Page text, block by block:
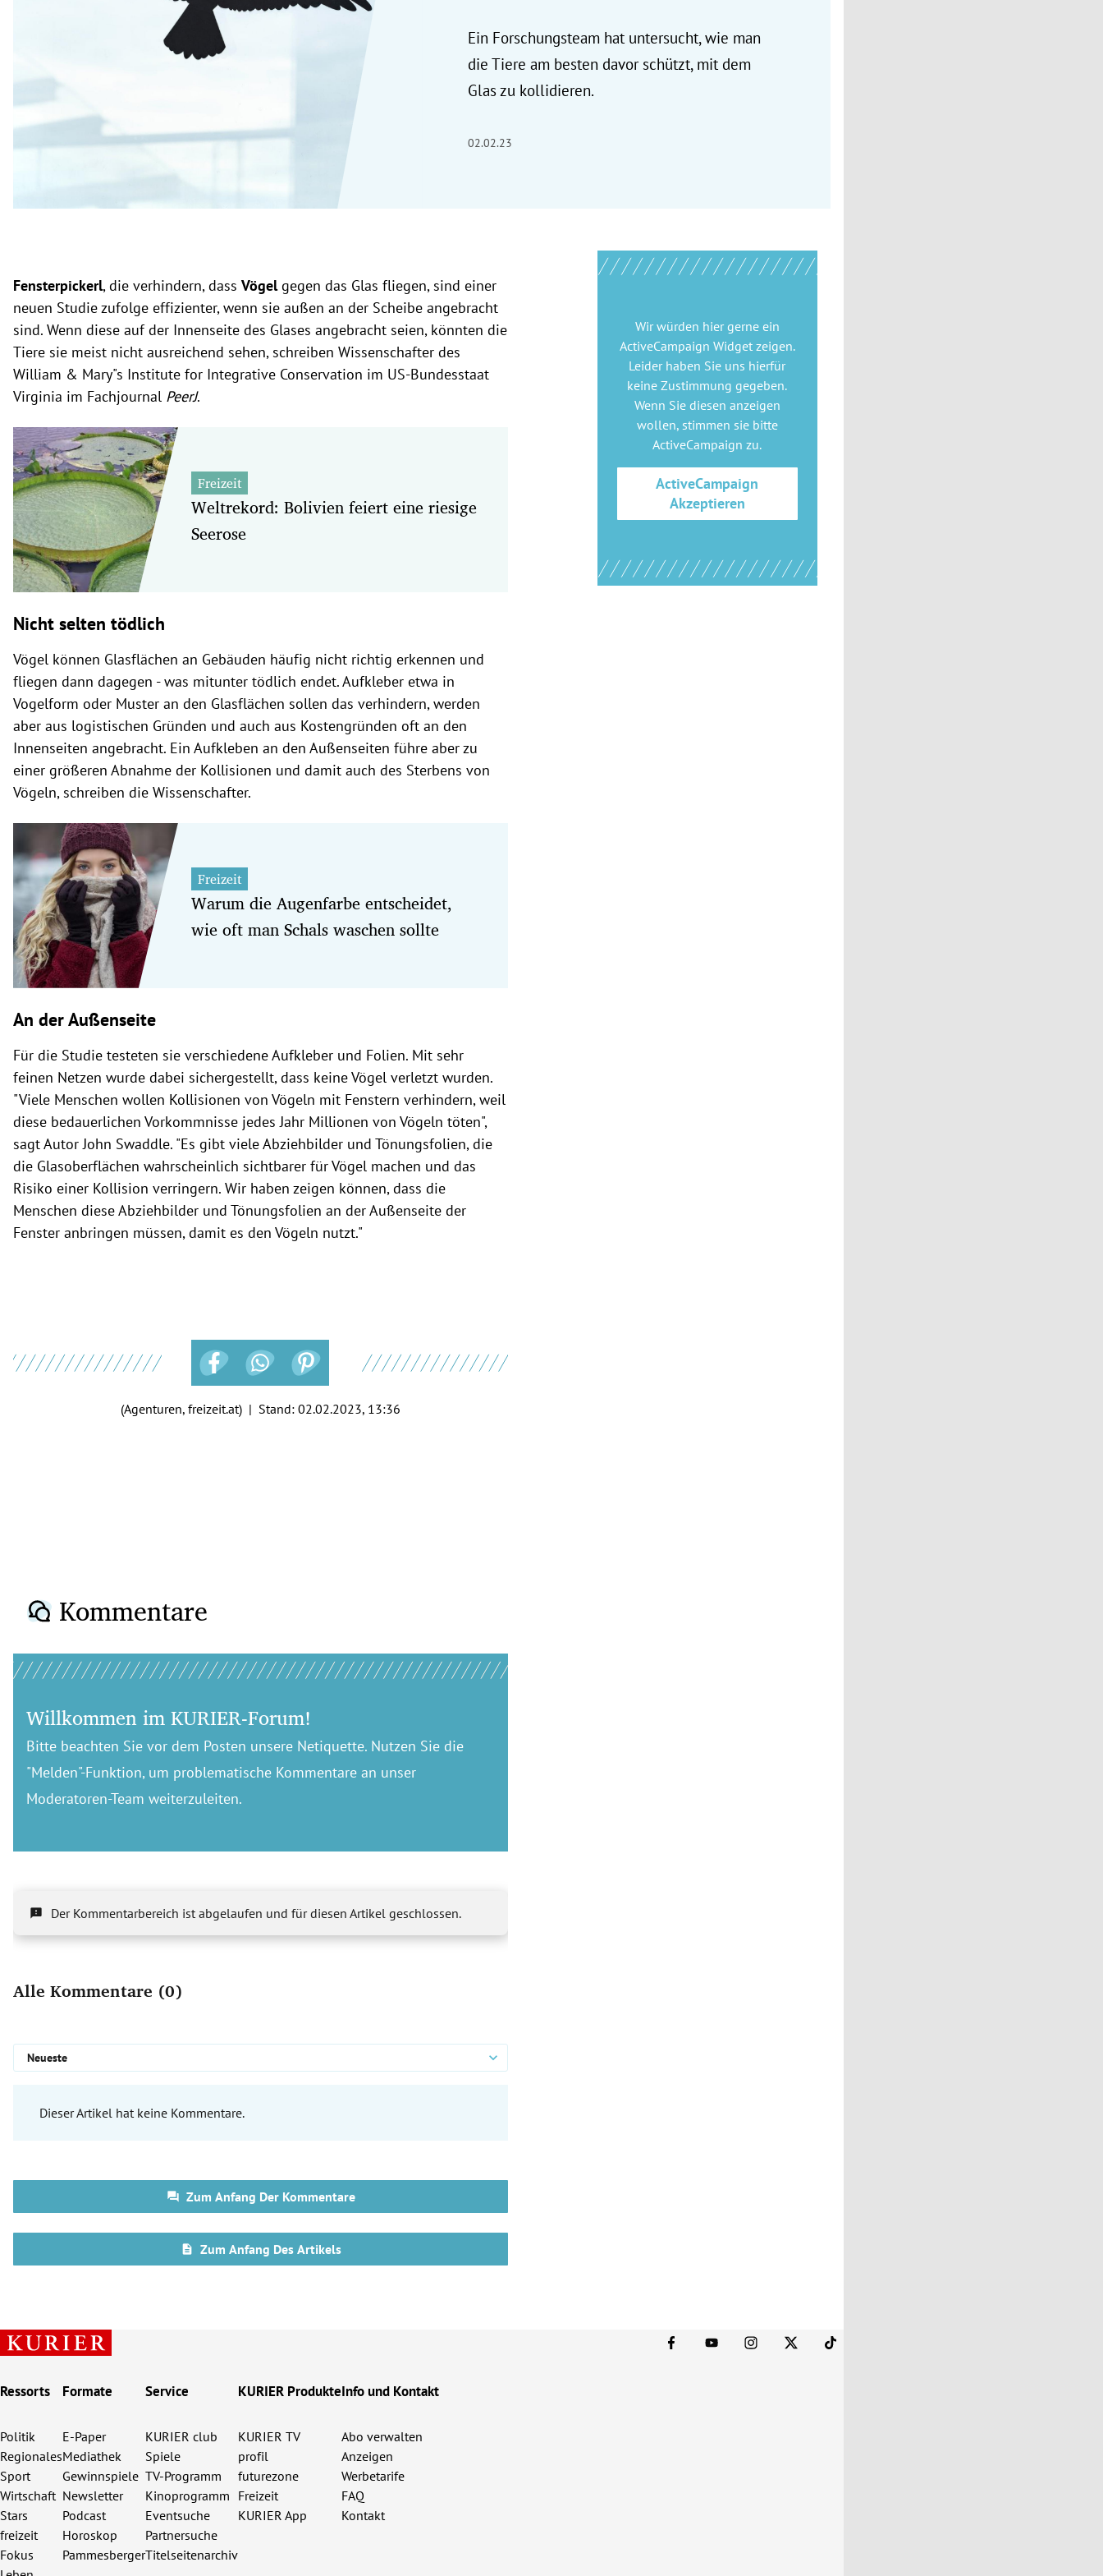
Untermenü
Untermenü
Ein Forschungsteam hat untersucht, wie man
die Tiere am besten davor schützt, mit dem
Glas zu kollidieren.
02.02.23
Fensterpickerl, die verhindern, dass Vögelgegen das Glas fliegen, sind einer
neuen Studie zufolge effizienter, wenn sie außen an der Scheibe angebracht
sind. Wenn diese auf der Innenseite des Glases angebracht seien, könnten die
Tiere sie meist nicht ausreichend sehen, schreiben Wissenschafter des
William & Mary"s Institute for Integrative Conservation im US-Bundesstaat
Virginia im Fachjournal PeerJ.
Freizeit
Weltrekord: Bolivien feiert eine riesige
Seerose
Nicht selten tödlich
Vögel können Glasflächen an Gebäuden häufig nicht richtig erkennen und
fliegen dann dagegen - was mitunter tödlich endet. Aufkleber etwa in
Vogelform oder Muster an den Glasflächen sollen das verhindern, werden
aber aus logistischen Gründen und auch aus Kostengründen oft an den
Innenseiten angebracht. Ein Aufkleben an den Außenseiten führe aber zu
einer größeren Abnahme der Kollisionen und damit auch des Sterbens von
Vögeln, schreiben die Wissenschafter.
Freizeit
Warum die Augenfarbe entscheidet,
wie oft man Schals waschen sollte
An der Außenseite
Für die Studie testeten sie verschiedene Aufkleber und Folien. Mit sehr
feinen Netzen wurde dabei sichergestellt, dass keine Vögel verletzt wurden.
"Viele Menschen wollen Kollisionen von Vögeln mit Fenstern verhindern, weil
diese bedauerlichen Vorkommnisse jedes Jahr Millionen von Vögeln töten",
sagt Autor John Swaddle. "Es gibt viele Abziehbilder und Tönungsfolien, die
die Glasoberflächen wahrscheinlich sichtbarer für Vögel machen und das
Risiko einer Kollision verringern. Wir haben zeigen können, dass die
Menschen diese Abziehbilder und Tönungsfolien an der Außenseite der
Fenster anbringen müssen, damit es den Vögeln nutzt."
(Agenturen, freizeit.at) | Stand: 02.02.2023, 13:36
Wir würden hier gerne ein
ActiveCampaign Widgetzeigen.
Leider haben Sie uns hierfür
keine Zustimmung gegeben.
Wenn Sie diesen anzeigen
wollen, stimmen sie bitte
ActiveCampaign zu.
ActiveCampaign
Akzeptieren
Kommentare
Ressorts
Politik
Regionales
Sport
Wirtschaft
Stars
freizeit
Fokus
Formate
E-Paper
Mediathek
Gewinnspiele
Newsletter
Podcast
Horoskop
Pammesberger
Service
KURIER club
Spiele
TV-Programm
Kinoprogramm
Eventsuche
Partnersuche
Titelseitenarchiv
KURIER Produkte
KURIER TV
profil
futurezone
Freizeit
KURIER App
Info und Kontakt
Abo verwalten
Anzeigen
Werbetarife
FAQ
Kontakt